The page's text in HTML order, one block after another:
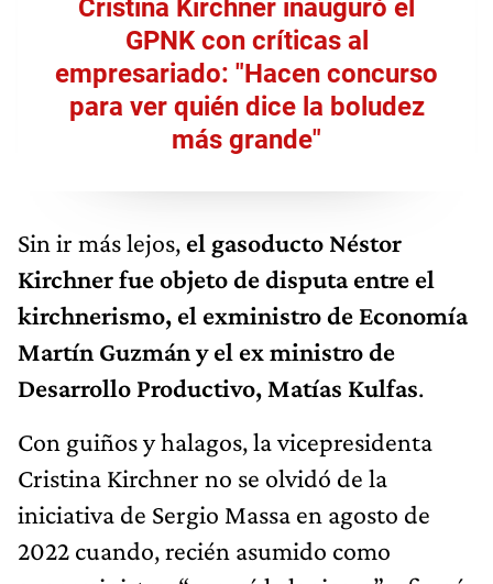
Cristina Kirchner inauguró el
GPNK con críticas al
empresariado: "Hacen concurso
para ver quién dice la boludez
más grande"
Sin ir más lejos, el gasoducto Néstor
Kirchner fue objeto de disputa entre el
kirchnerismo, el exministro de Economía
Martín Guzmán y el ex ministro de
Desarrollo Productivo, Matías Kulfas.
Con guiños y halagos, la vicepresidenta
Cristina Kirchner no se olvidó de la
iniciativa de Sergio Massa en agosto de
2022 cuando, recién asumido como